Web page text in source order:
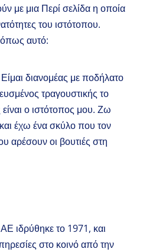
με μια Περί σελίδα η οποία
του ιστότοπου.
όπως αυτό:
διανομέας με ποδήλατο
τραγουστικής το
ο ιστότοπος μου. Ζω
έχω ένα σκύλο που τον
αρέσουν οι βουτιές στη
ιδρύθηκε το 1971, και
στο κοινό από την